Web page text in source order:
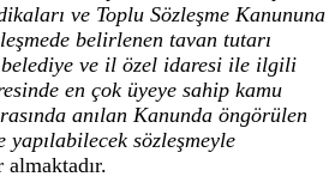
ve Toplu Sözleşme Kanununa
belirlenen tavan tutarı
ve il özel idaresi ile ilgili
en çok üyeye sahip kamu
anılan Kanunda öngörülen
yapılabilecek sözleşmeyle